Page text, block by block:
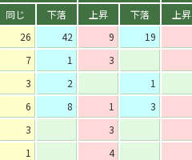
同じ 下落 上昇 下落 上昇
26 42 9 19
7 1 3
3 2
1
6 8 1 3
3 3
1 4